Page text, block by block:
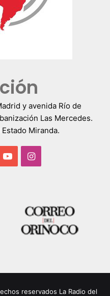
y avenida Río de
Las Mercedes.
Miranda.
YouTubeInstagram
reservados La Radio del